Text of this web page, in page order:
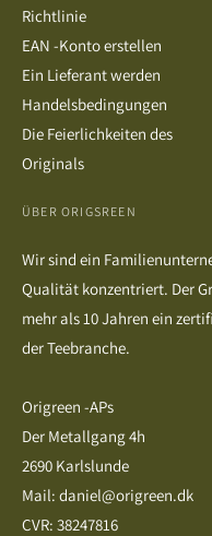
ÜBER ORIGSREEN
Wir sind ein
Qualität konzentriert. Der
mehr als 10 Jahren ein
der Teebranche.
Origreen -APs
Der Metallgang 4h
2690 Karlslunde
Mail: daniel@origreen.dk
CVR: 38247816
Richtlinie
EAN -Konto erstellen
Ein Lieferant werden
Handelsbedingungen
Die Feierlichkeiten des
Originals